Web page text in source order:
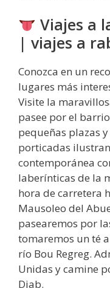
Viajes a
| viajes a
Conozca en un
lugares más
Visite la
pasee por el
pequeñas plazas
porticadas
contemporánea
laberínticas de la
hora de carretera
Mausoleo del
pasearemos por
tomaremos un té
río Bou Regreg.
Unidas y camine
Diab.